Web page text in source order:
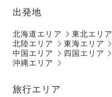
出発地
北海道エリア 東北エリア
北陸エリア
東海エリア
中国エリア
四国エリア
沖縄エリア
旅行エリア